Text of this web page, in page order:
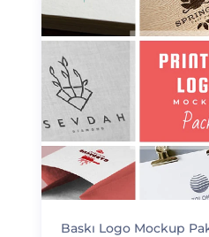
Baskı Logo Mockup